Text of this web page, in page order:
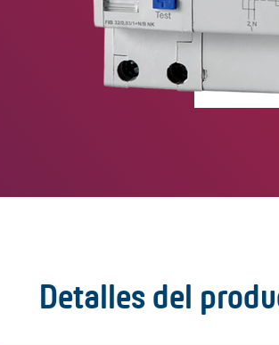
Detalles del